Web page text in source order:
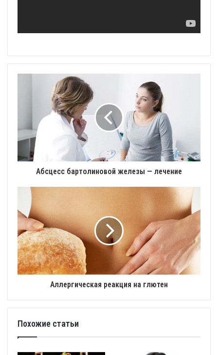
Абсцесс бартолиновой железы — лечение
Аллергическая реакция на глютен
Похожие статьи